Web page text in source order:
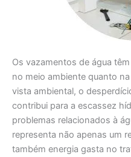
Os vazamentos de água
no meio ambiente quanto
vista ambiental, o
contribui para a escassez
problemas relacionados à
representa não apenas um
também energia gasta no